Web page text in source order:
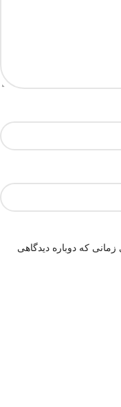
که دوباره دیدگاهی